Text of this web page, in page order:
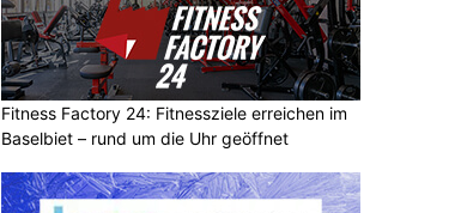
Fitness Factory 24: Fitnessziele erreichen im
Baselbiet – rund um die Uhr geöffnet